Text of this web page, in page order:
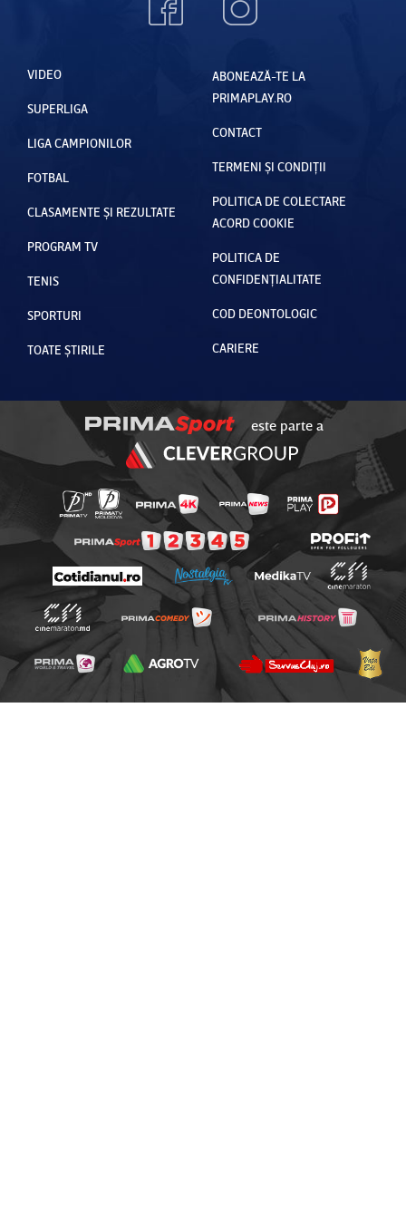
VIDEO
SUPERLIGA
LIGA CAMPIONILOR
FOTBAL
CLASAMENTE ȘI REZULTATE
PROGRAM TV
TENIS
SPORTURI
TOATE ȘTIRILE
ABONEAZĂ-TE LA
PRIMAPLAY.RO
CONTACT
TERMENI ȘI CONDIȚII
POLITICA DE COLECTARE
ACORD COOKIE
POLITICA DE
CONFIDENȚIALITATE
COD DEONTOLOGIC
CARIERE
este parte a